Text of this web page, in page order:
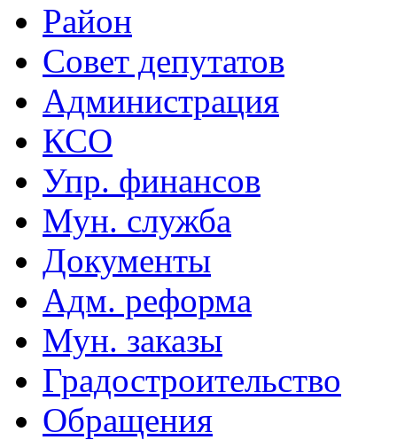
Район
Совет депутатов
Администрация
КСО
Упр. финансов
Мун. служба
Документы
Адм. реформа
Мун. заказы
Градостроительство
Обращения